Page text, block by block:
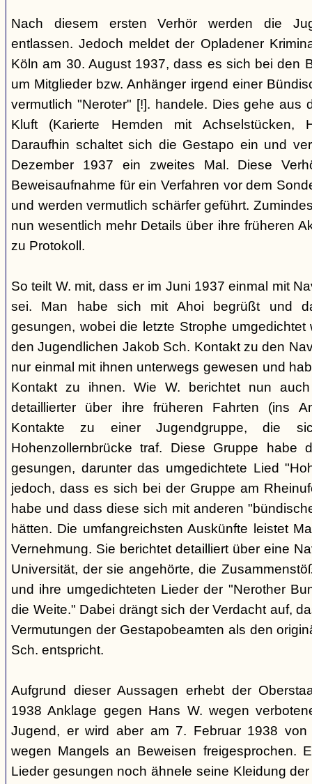
Nach diesem ersten Verhör werden die
entlassen. Jedoch meldet der Opladener
Köln am 30. August 1937, dass es sich bei den
um Mitglieder bzw. Anhänger irgend einer
vermutlich "Neroter" [!]. handele. Dies gehe aus
Kluft (Karierte Hemden mit Achselstücken,
Daraufhin schaltet sich die Gestapo ein und
Dezember 1937 ein zweites Mal. Diese
Beweisaufnahme für ein Verfahren vor dem
und werden vermutlich schärfer geführt.
nun wesentlich mehr Details über ihre früheren
zu Protokoll.
So teilt W. mit, dass er im Juni 1937 einmal mit
sei. Man habe sich mit Ahoi begrüßt und
gesungen, wobei die letzte Strophe
den Jugendlichen Jakob Sch. Kontakt zu den
nur einmal mit ihnen unterwegs gewesen und
Kontakt zu ihnen. Wie W. berichtet nun
detaillierter über ihre früheren Fahrten (ins
Kontakte zu einer Jugendgruppe, die
Hohenzollernbrücke traf. Diese Gruppe habe
gesungen, darunter das umgedichtete Lied
jedoch, dass es sich bei der Gruppe am
habe und dass diese sich mit anderen
hätten. Die umfangreichsten Auskünfte leistet
Vernehmung. Sie berichtet detailliert über eine
Universität, der sie angehörte, die
und ihre umgedichteten Lieder der "Nerother
die Weite." Dabei drängt sich der Verdacht auf,
Vermutungen der Gestapobeamten als den
Sch. entspricht.
Aufgrund dieser Aussagen erhebt der
1938 Anklage gegen Hans W. wegen
Jugend, er wird aber am 7. Februar 1938 von
wegen Mangels an Beweisen freigesprochen.
Lieder gesungen noch ähnele seine Kleidung